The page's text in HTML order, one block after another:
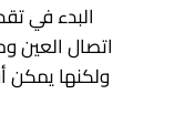
البدء في
اتصال العين
ولكنها